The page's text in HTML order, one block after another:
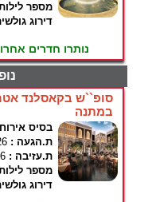
מספר
דירוג
נותרו חדרים
סופ``ש בקאסלנד
במתנה
בסיס
ת.הגעה : 13.8.26, יום חמישי
ת.עזיבה : 15.8.26, יום שבת
מספר
דירוג